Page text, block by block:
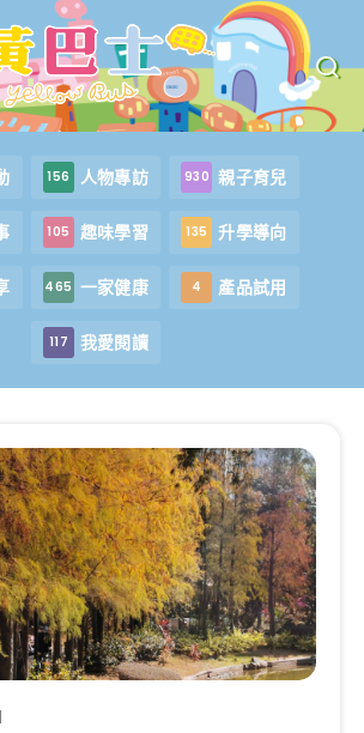
156 人物專訪 930 親子育兒
105 趣味學習 135 升學導向
465 一家健康 4 產品試用
117 我愛閱讀